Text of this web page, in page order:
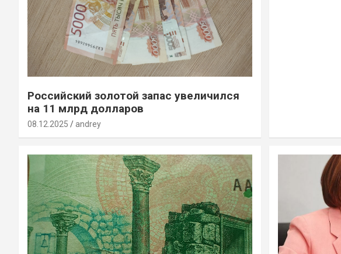
Российский золотой запас увеличился
на 11 млрд долларов
08.12.2025 andrey